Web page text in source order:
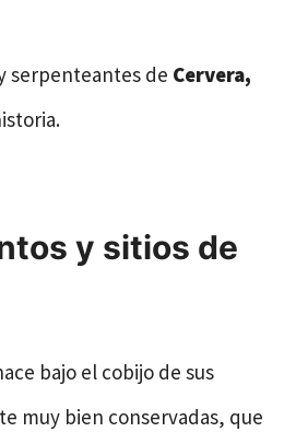
serpenteantes de Cervera,
y sitios de
bajo el cobijo de sus
muy bien conservadas, que